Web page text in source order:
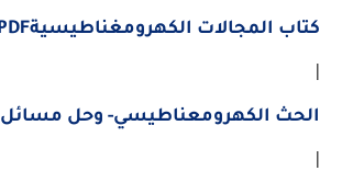
كتاب المجالات الكهرومغناطيسيةPDF
|
الحث الكهرومعناطيسي- وحل مسائل PDF
|